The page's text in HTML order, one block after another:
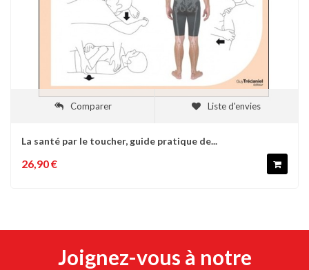
Comparer Liste d'envies
La santé par le toucher, guide pratique de...
26,90 €
Joignez-vous à notre